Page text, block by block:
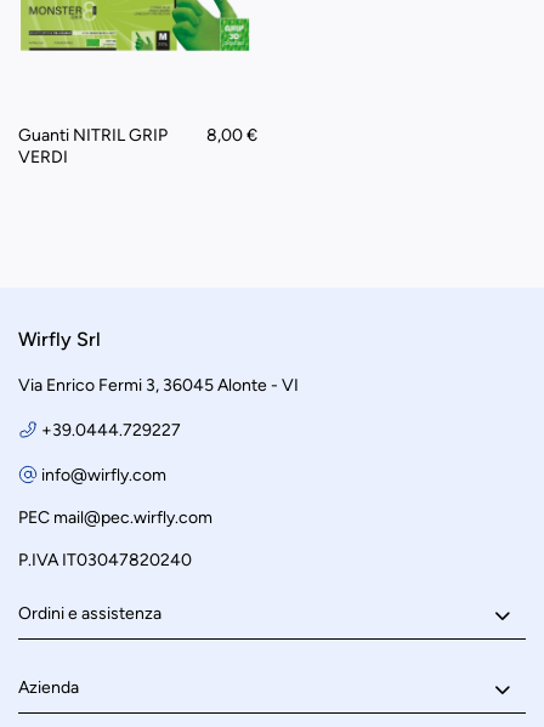
Guanti NITRIL GRIP
VERDI
8,00 €
Wirfly Srl
Via Enrico Fermi 3, 36045 Alonte - VI
+39.0444.729227
info@wirfly.com
PEC mail@pec.wirfly.com
P.IVA IT03047820240
Ordini e assistenza
Azienda